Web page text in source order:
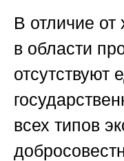
В отличие от
в области
отсутствуют
всех типов